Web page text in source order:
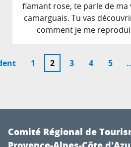
flamant rose, te parle de ma
camarguais. Tu vas
comment je me
1 2 3 4 5
Comité Régional de